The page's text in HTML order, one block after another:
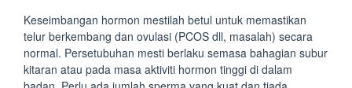
Keseimbangan hormon mestilah betul untuk memastikan
telur berkembang dan ovulasi (PCOS dll, masalah) secara
normal. Persetubuhan mesti berlaku semasa bahagian subur
kitaran atau pada masa aktiviti hormon tinggi di dalam